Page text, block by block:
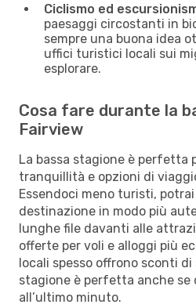
Ciclismo ed
paesaggi circostanti in
sempre una buona idea
uffici turistici locali sui
esplorare.
Cosa fare durante la
Fairview
La bassa stagione è perfetta
tranquillità e opzioni di
Essendoci meno turisti,
destinazione in modo più
lunghe file davanti alle
offerte per voli e alloggi più
locali spesso offrono sconti
stagione è perfetta anche se
all’ultimo minuto.